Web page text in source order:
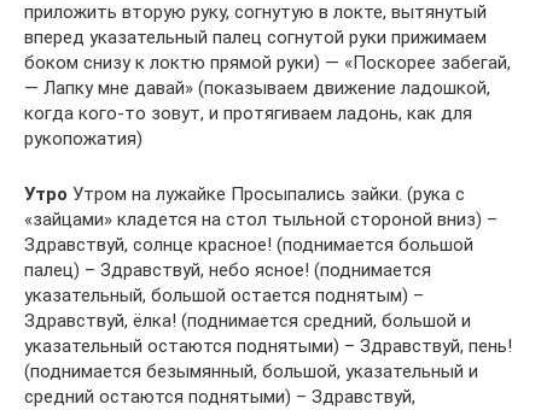
приложить вторую руку, согнутую в локте, вытянутый
вперед указательный палец согнутой руки прижимаем
боком снизу к локтю прямой руки) — «Поскорее забегай,
— Лапку мне давай» (показываем движение ладошкой,
когда кого-то зовут, и протягиваем ладонь, как для
рукопожатия)
Утро Утром на лужайке Просыпались зайки. (рука с
«зайцами» кладется на стол тыльной стороной вниз) –
Здравствуй, солнце красное! (поднимается большой
палец) – Здравствуй, небо ясное! (поднимается
указательный, большой остается поднятым) –
Здравствуй, ёлка! (поднимается средний, большой и
указательный остаются поднятыми) – Здравствуй, пень!
(поднимается безымянный, большой, указательный и
средний остаются поднятыми) – Здравствуй,